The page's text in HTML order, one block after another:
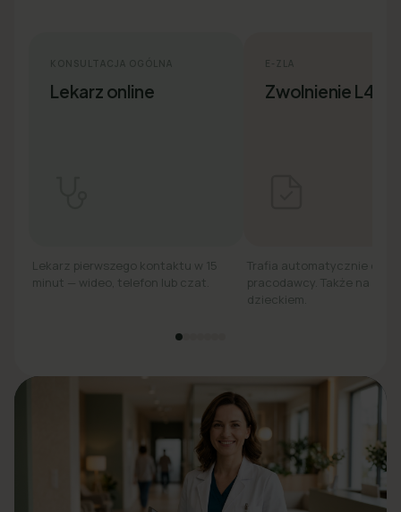
Lekarz online
Lekarz pierwszego kontaktu w 15
minut — wideo, telefon lub czat.
E-ZLA
Zwolnienie L4
Trafia automatycznie do
pracodawcy. Także na
dzieckiem.